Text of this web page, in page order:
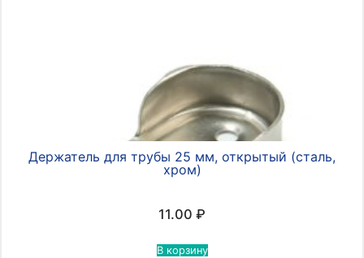
Держатель для трубы 25 мм, открытый (сталь,
хром)
11.00 ₽
В корзину